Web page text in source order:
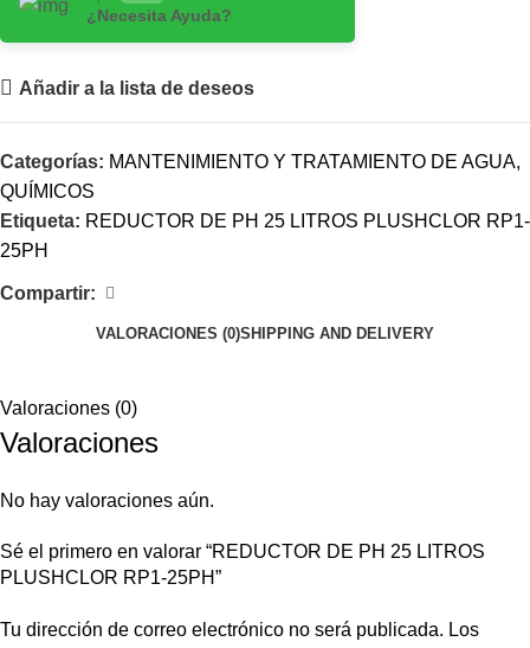
¿Necesita Ayuda?
Añadir a la lista de deseos
Categorías: MANTENIMIENTO Y TRATAMIENTO DE AGUA,
QUÍMICOS
Etiqueta: REDUCTOR DE PH 25 LITROS PLUSHCLOR RP1-
25PH
Compartir:
VALORACIONES (0)SHIPPING AND DELIVERY
Valoraciones (0)
Valoraciones
No hay valoraciones aún.
Sé el primero en valorar “REDUCTOR DE PH 25 LITROS
PLUSHCLOR RP1-25PH”
Tu dirección de correo electrónico no será publicada. Los